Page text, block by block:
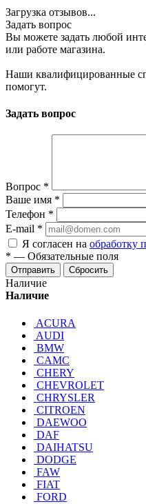
Загрузка отзывов...
Задать вопрос
Вы можете задать любой
или работе магазина.
Наши квалифицированные
помогут.
Задать вопрос
Вопрос *
Ваше имя *
Телефон *
E-mail *
Я согласен на обработку
* — Обязательные поля
Отправить Сбросить
Наличие
Наличие
ACURA
AUDI
BMW
CAMC
CHERY
CHEVROLET
CHRYSLER
CITROEN
DAEWOO
DAF
DAIHATSU
DODGE
FAW
FIAT
FORD